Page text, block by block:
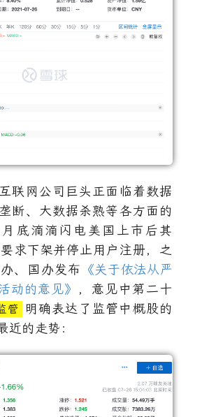
联网公司巨头正面临着数据
断、大数据杀熟等各方面的
月底滴滴闪电美国上市后其
求下架并停止用户注册，之
、国办发布 《关于依法从严
动的意见》 ，意见中第二十
管
明确表达了监管中概股的
近的走势：